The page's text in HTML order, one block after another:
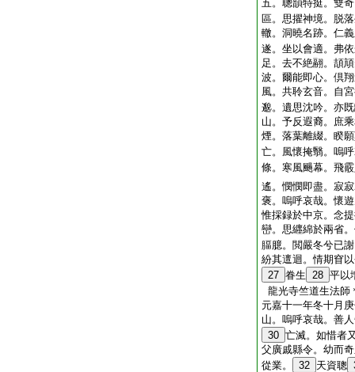
五。聰韻特挺。雙
區。思擢神境。脱
轍。洞曉名跡。仁
遂。坐以會適。弗
足。去不絶翮。頡
波。爾能即心。倶
風。共聆玄音。自
邈。遺思沈吟。亦
山。予反遐裔。庶
煙。落葉離綴。睽
亡。風懷掩翳。嗚
條。寒風颺幕。飛
遙。憫憫即盡。寂
褒。嗚呼哀哉。懷
惟採録於中京。念
巒。思纒綿於兩省
腷臆。閲嚴冬兮已
紛其邅迴。情期窅
27 眷生 28 平以
龍光寺竺道生法
元嘉十一年冬十月
山。嗚呼哀哉。善
30 亡滅。如惜者
父廣戚縣令。幼而
從業。
32 天資聰